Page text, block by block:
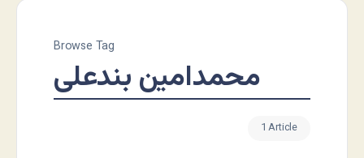
Browse Tag
محمدامین بندعلی
1 Article